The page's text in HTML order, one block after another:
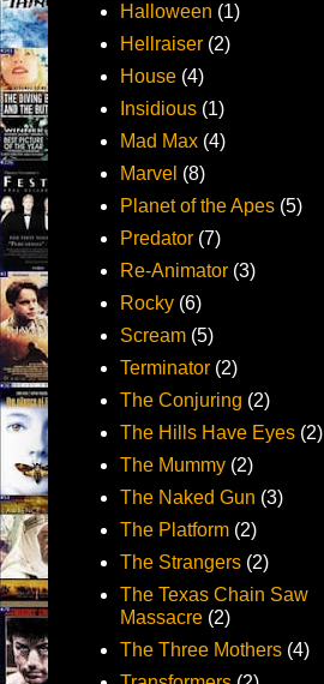
Halloween (1)
Hellraiser (2)
House (4)
Insidious (1)
Mad Max (4)
Marvel (8)
Planet of the Apes (5)
Predator (7)
Re-Animator (3)
Rocky (6)
Scream (5)
Terminator (2)
The Conjuring (2)
The Hills Have Eyes (2)
The Mummy (2)
The Naked Gun (3)
The Platform (2)
The Strangers (2)
The Texas Chain Saw
Massacre (2)
The Three Mothers (4)